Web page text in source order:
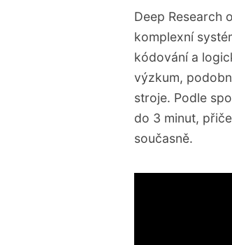
Deep Research
komplexní
kódování a
výzkum,
stroje. Podle
do 3 minut,
současně.